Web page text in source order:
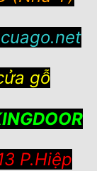
gỗ
P.Hiệp